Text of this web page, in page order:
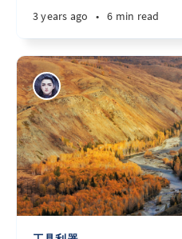
3 years ago • 6 min read